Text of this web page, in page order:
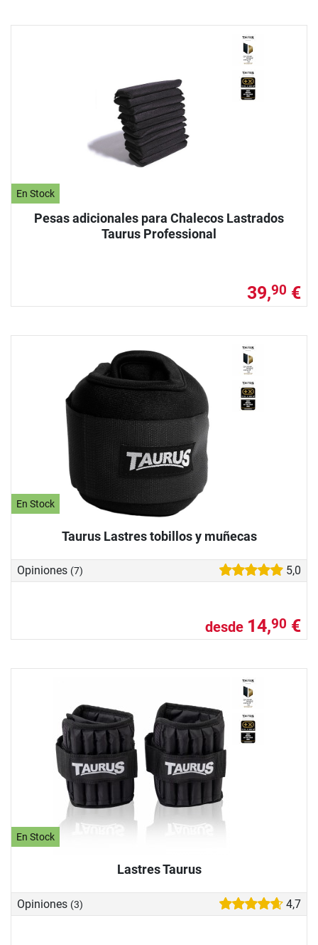
En Stock
Pesas adicionales para Chalecos Lastrados
Taurus Professional
39,90 €
En Stock
Taurus Lastres tobillos y muñecas
Opiniones (7) 5,0
desde 14,90 €
En Stock
Lastres Taurus
Opiniones (3) 4,7